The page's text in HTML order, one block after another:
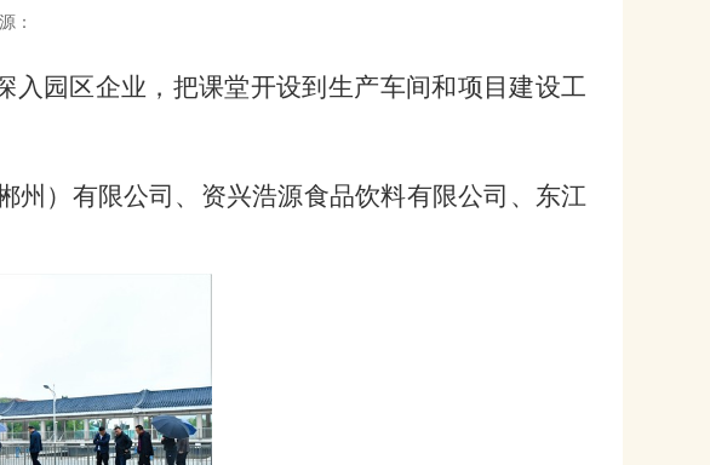
：
园区企业，把课堂开设到生产车间和项目建设工
州）有限公司、资兴浩源食品饮料有限公司、东江